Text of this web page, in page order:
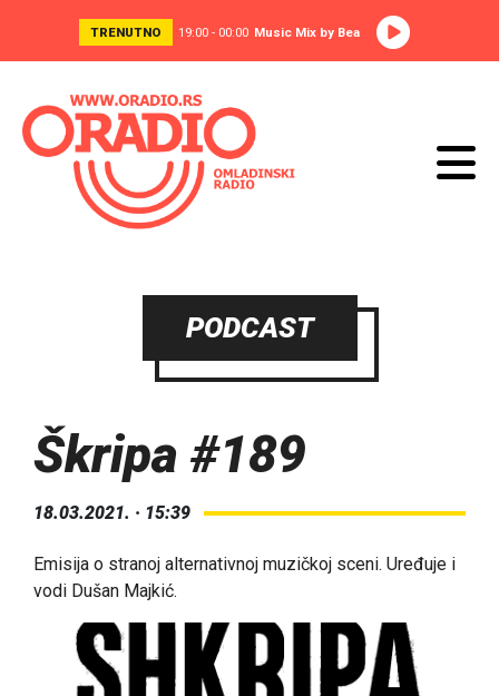
TRENUTNO 19:00 - 00:00 Music Mix by Bea
PODCAST
Škripa #189
18.03.2021. · 15:39
Emisija o stranoj alternativnoj muzičkoj sceni. Uređuje i
vodi Dušan Majkić.